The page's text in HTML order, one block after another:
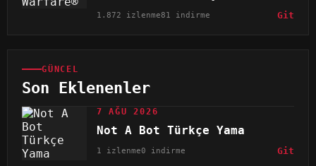
1.872 izlenme81 indirme Git
GÜNCEL
Son Eklenenler
7 AĞU 2026
Not A Bot Türkçe Yama
1 izlenme0 indirme Git